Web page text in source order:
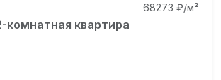
68273 ₽/м²
комнатная квартира